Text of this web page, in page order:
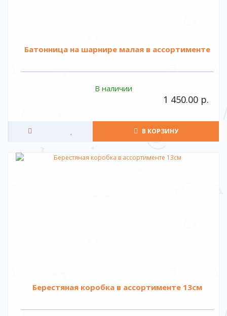
Батонница на шарнире малая в ассортименте
В наличии
1 450.00 р.
В КОРЗИНУ
Берестяная коробка в ассортименте 13см